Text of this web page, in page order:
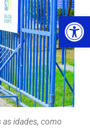
as idades, como